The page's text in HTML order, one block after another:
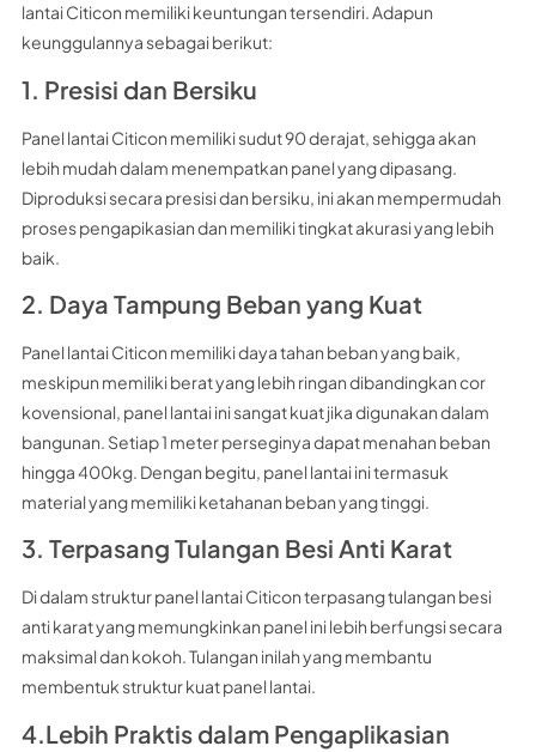
lantai Citicon memiliki keuntungan tersendiri. Adapun
keunggulannya sebagai berikut:
1. Presisi dan Bersiku
Panel lantai Citicon memiliki sudut 90 derajat, sehigga akan
lebih mudah dalam menempatkan panel yang dipasang.
Diproduksi secara presisi dan bersiku, ini akan mempermudah
proses pengapikasian dan memiliki tingkat akurasi yang lebih
baik.
2. Daya Tampung Beban yang Kuat
Panel lantai Citicon memiliki daya tahan beban yang baik,
meskipun memiliki berat yang lebih ringan dibandingkan cor
kovensional, panel lantai ini sangat kuat jika digunakan dalam
bangunan. Setiap 1 meter perseginya dapat menahan beban
hingga 400kg. Dengan begitu, panel lantai ini termasuk
material yang memiliki ketahanan beban yang tinggi.
3. Terpasang Tulangan Besi Anti Karat
Di dalam struktur panel lantai Citicon terpasang tulangan besi
anti karat yang memungkinkan panel ini lebih berfungsi secara
maksimal dan kokoh. Tulangan inilah yang membantu
membentuk struktur kuat panel lantai.
4.Lebih Praktis dalam Pengaplikasian